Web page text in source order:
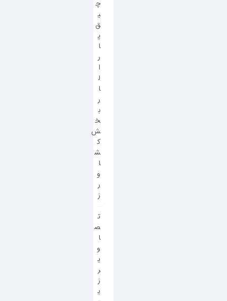
چ
ی
ق
پ
ا
ر
ا
ل
ا
ر
ب
خ
ش
ک
ش
ا
و
ر
ز
ت
ص
ا
و
ی
ر
ز
ی